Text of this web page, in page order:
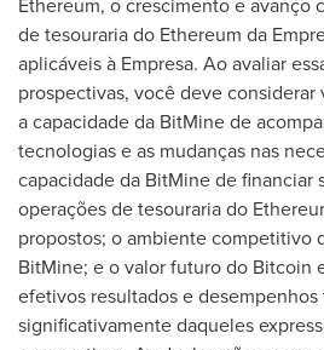
de tesouraria do Ethereum da
aplicáveis à Empresa. Ao avaliar
prospectivas, você deve
a capacidade da BitMine de
tecnologias e as mudanças nas
capacidade da BitMine de financiar
operações de tesouraria do
propostos; o ambiente competitivo
BitMine; e o valor futuro do Bitcoin
efetivos resultados e
significativamente daqueles